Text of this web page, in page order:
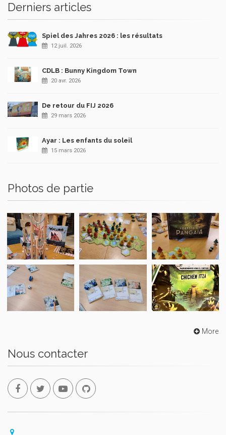
Derniers articles
Spiel des Jahres 2026 : les résultats
12 juil. 2026
CDLB : Bunny Kingdom Town
20 avr. 2026
De retour du FIJ 2026
29 mars 2026
Ayar : Les enfants du soleil
15 mars 2026
Photos de partie
More
Nous contacter